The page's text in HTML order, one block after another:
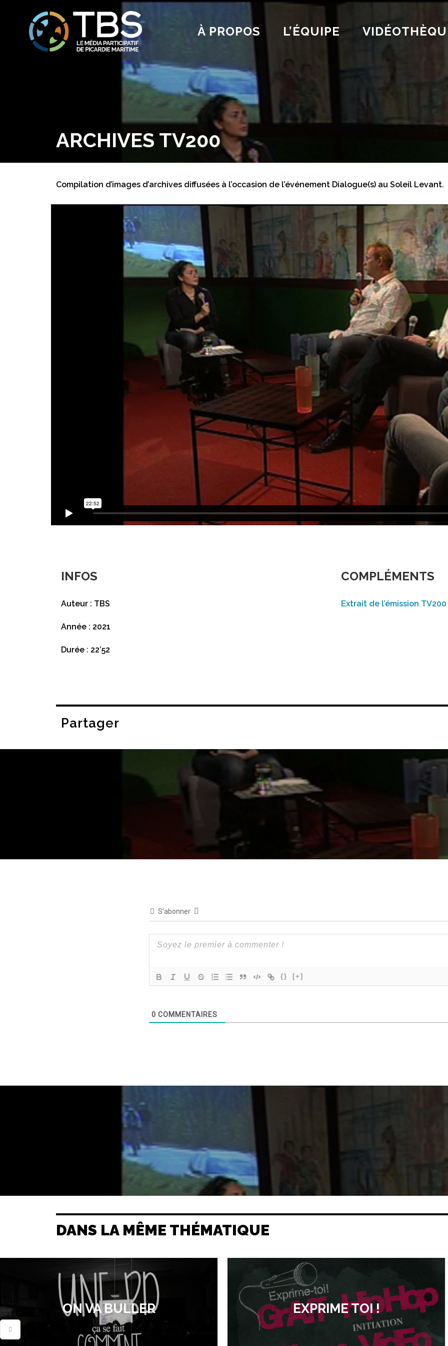
À PROPOS L’ÉQUIPE
ARCHIVES TV200
Compilation d’images d’archives diffusées à l’occasion de l’événement Dialogue(s) au Soleil Levant.
INFOS
Auteur : TBS
Année : 2021
Durée : 22’52
COMPLÉMENTS
Extrait de l’émission TV200
Partager
S’abonner
{} [+]
0 COMMENTAIRES
DANS LA MÊME THÉMATIQUE
ON VA BULLER EXPRIME TOI !